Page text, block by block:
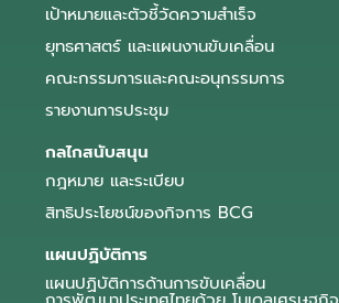
เป้าหมายและตัวชี้วัดความสำเร็จ
ยุทธศาสตร์ และแผนงานขับเคลื่อน
คณะกรรมการและคณะอนุกรรมการ
รายงานการประชุม
กลไกสนับสนุน
กฎหมาย และระเบียบ
สิทธิประโยชน์ของกิจการ BCG
แผนปฏิบัติการ
แผนปฏิบัติการด้านการขับเคลื่อน